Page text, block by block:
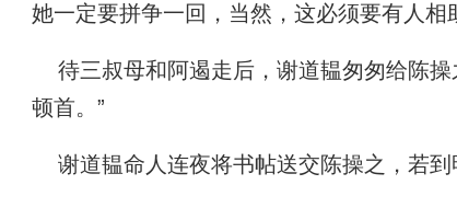
她一定要拼争一回，当然，这必须要有人相
待三叔母和阿遏走后，谢道韫匆匆给陈操
顿首。”
谢道韫命人连夜将书帖送交陈操之，若到